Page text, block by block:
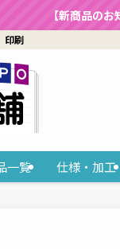
【新商品の
印刷
一覧 仕様・加工